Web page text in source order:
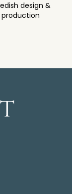
design &
production